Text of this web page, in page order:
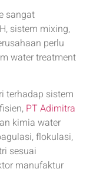
sangat
sistem mixing,
perlu
water treatment
terhadap sistem
PT Adimitra
kimia water
flokulasi,
sesuai
manufaktur